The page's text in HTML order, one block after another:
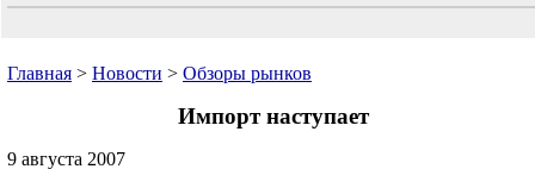
Главная > Новости > Обзоры рынков
Импорт наступает
9 августа 2007